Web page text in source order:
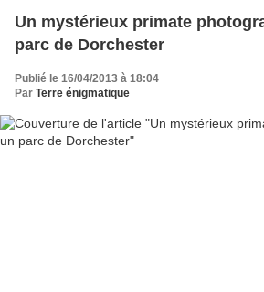
Un mystérieux primate
parc de Dorchester
Publié le 16/04/2013 à 18:04
Par Terre énigmatique